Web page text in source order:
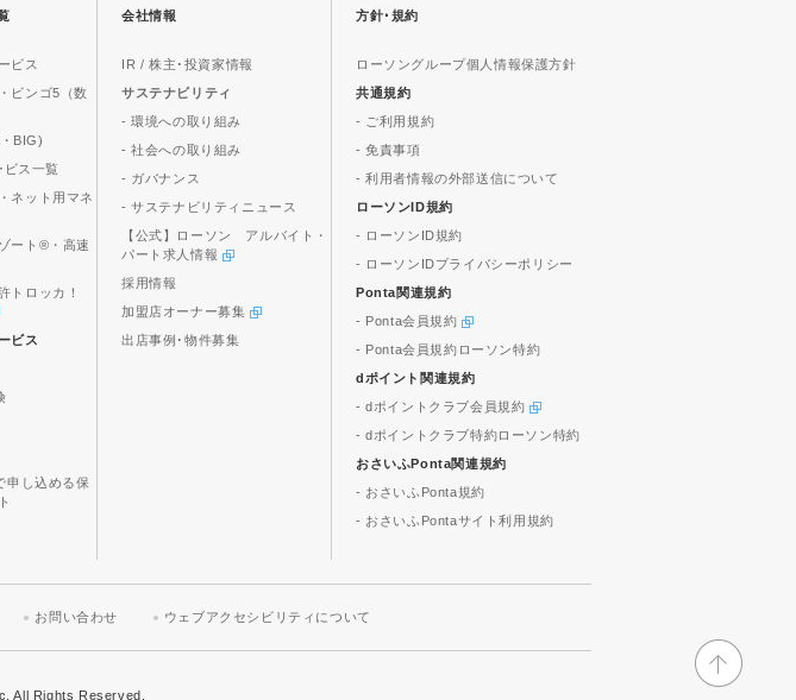
ビス
ビンゴ5（数
BIG)
ビス一覧
ネット用マネ
ート®・高速
トロッカ！
ビス
申し込める保
会社情報
IR / 株主･投資家情報
サステナビリティ
- 環境への取り組み
- 社会への取り組み
- ガバナンス
- サステナビリティニュース
【公式】ローソン アルバイト・
パート求人情報
採用情報
加盟店オーナー募集
出店事例･物件募集
方針･規約
ローソングループ個人情報保護方針
共通規約
- ご利用規約
- 免責事項
- 利用者情報の外部送信について
ローソンID規約
- ローソンID規約
- ローソンIDプライバシーポリシー
Ponta関連規約
- Ponta会員規約
- Ponta会員規約ローソン特約
dポイント関連規約
- dポイントクラブ会員規約
- dポイントクラブ特約ローソン特約
おさいふPonta関連規約
- おさいふPonta規約
- おさいふPontaサイト利用規約
お問い合わせ ウェブアクセシビリティについて
All Rights Reserved.